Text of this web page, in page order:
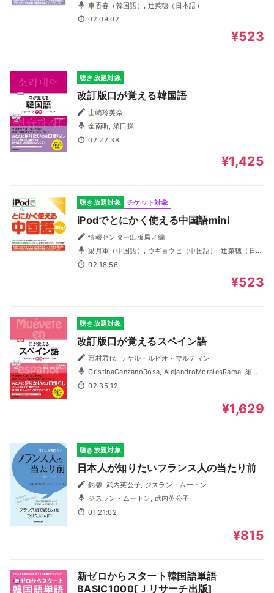
車香春（韓国語）, 辻菜穂（日本語）
02:09:02
¥523
聴き放題対象
改訂版口が覚える韓国語
山崎玲美奈
金南听, 須口操
02:22:38
¥1,425
聴き放題対象 チケット対象
iPodでとにかく使える中国語mini
情報センター出版局／編
梁月軍（中国語）, ウギョウヒ（中国語）, 辻菜穂（日本
語）
02:18:56
¥523
聴き放題対象
改訂版口が覚えるスペイン語
西村君代, ラケル・ルビオ・マルティン
CristinaCenzanoRosa, AlejandroMoralesRama, 須口
操
02:35:12
¥1,629
聴き放題対象
日本人が知りたいフランス人の当たり前
釣馨, 武内英公子, ジスラン・ムートン
ジスラン・ムートン, 武内英公子
01:21:02
¥815
新ゼロからスタート韓国語単語
BASIC1000[Ｊリサーチ出版]